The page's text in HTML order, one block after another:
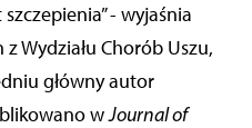
- wyjaśnia
Wydziału Chorób Uszu,
główny autor
wJournal of